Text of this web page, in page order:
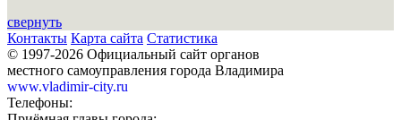
свернуть
Контакты Карта сайта Статистика
© 1997-2026 Официальный сайт органов
местного самоуправления города Владимира
www.vladimir-city.ru
Телефоны: